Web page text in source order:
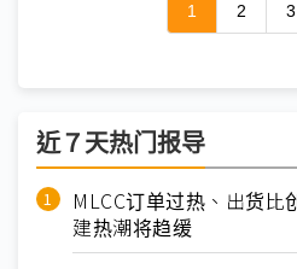
1 2 3
近７天热门报导
MLCC订单过热、出货
建热潮将趋缓